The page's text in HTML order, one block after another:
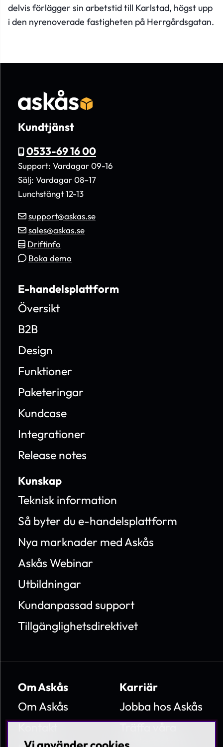
delvis förlägger sin arbetstid till Karlstad, högst upp
i den nyrenoverade fastigheten på Herrgårdsgatan.
Kundtjänst
0533-69 16 00
Support: Vardagar 09-16
Sälj: Vardagar 08–17
Lunchstängt 12-13
support@askas.se
sales@askas.se
Driftinfo
Boka demo
E-handelsplattform
Översikt
B2B
Design
Funktioner
Paketeringar
Kundcase
Integrationer
Release notes
Kunskap
Teknisk information
Så byter du e-handelsplattform
Nya marknader med Askås
Askås Webinar
Utbildningar
Kundanpassad support
Tillgänglighetsdirektivet
Om Askås
Om Askås
Karriär
Jobba hos Askås
medarbetare